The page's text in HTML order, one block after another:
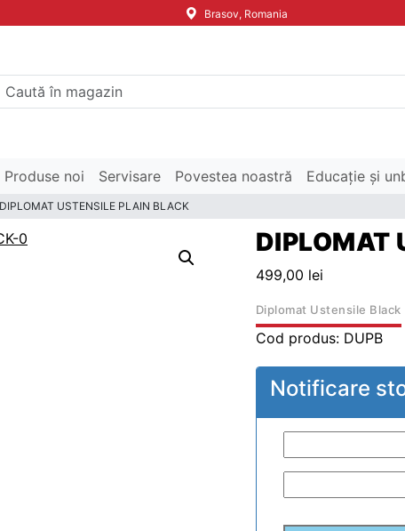
Brasov, Romania
Produse noi Servisare Povestea noastră Educație și
USTENSILE PLAIN BLACK
DIPLOMAT
499,00 lei
Diplomat Ustensile Black
Cod produs: DUPB
Notificare